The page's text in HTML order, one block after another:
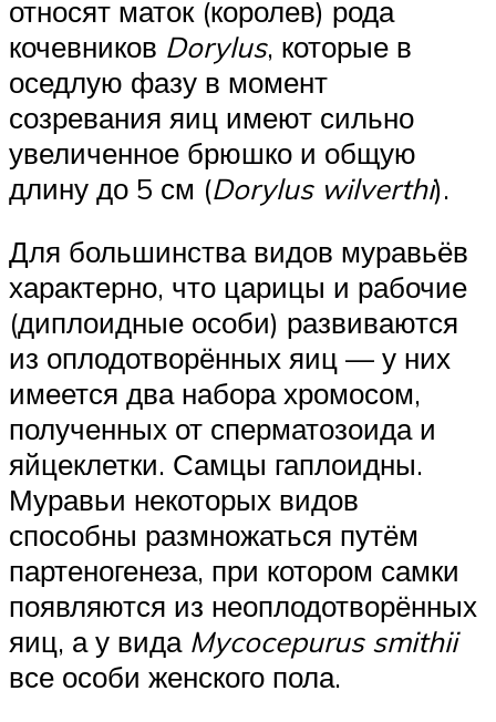
относят маток (королев) рода
кочевников Dorylus, которые в
оседлую фазу в момент
созревания яиц имеют сильно
увеличенное брюшко и общую
длину до 5 см (Dorylus wilverthi).
Для большинства видов муравьёв
характерно, что царицы и рабочие
(диплоидные особи) развиваются
из оплодотворённых яиц — у них
имеется два набора хромосом,
полученных от сперматозоида и
яйцеклетки. Самцы гаплоидны.
Муравьи некоторых видов
способны размножаться путём
партеногенеза, при котором самки
появляются из неоплодотворённых
яиц, а у вида Mycocepurus smithii
все особи женского пола.